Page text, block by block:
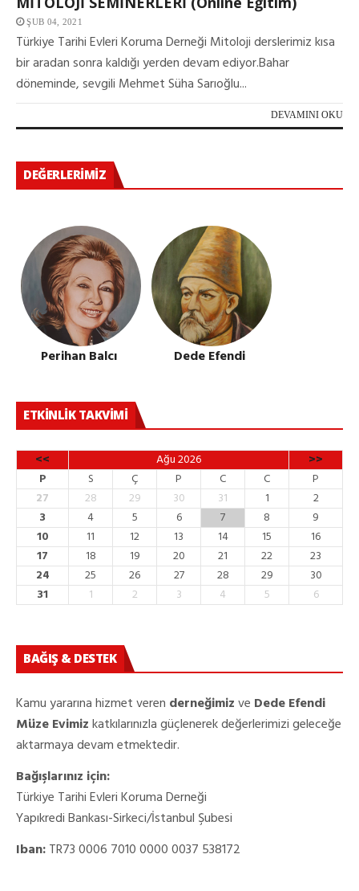
ŞUB 04, 2021
Türkiye Tarihi Evleri Koruma Derneği Mitoloji derslerimiz kısa
bir aradan sonra kaldığı yerden devam ediyor.Bahar
döneminde, sevgili Mehmet Süha Sarıoğlu...
DEVAMINI OKU
DEĞERLERIMIZ
Perihan Balcı Dede Efendi
ETKINLIK TAKVIMI
<< Ağu 2026
>>
P
S Ç P C C
P
27
28 29 30 31 1
2
3
4 5 6 7 8
9
10
11 12 13 14 15
16
17
18 19 20 21 22
23
24
25 26 27 28 29
30
31
1 2 3 4 5 6
BAĞIŞ & DESTEK
Kamu yararına hizmet veren derneğimizve Dede Efendi
Müze Evimizkatkılarınızla güçlenerek değerlerimizi geleceğe
aktarmaya devam etmektedir.
Bağışlarınız için:
Türkiye Tarihi Evleri Koruma Derneği
Yapıkredi Bankası-Sirkeci/İstanbul Şubesi
Iban:TR73 0006 7010 0000 0037 538172